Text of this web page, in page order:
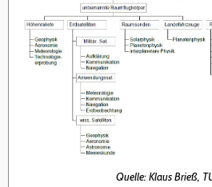
Quelle: Klaus Brieß,